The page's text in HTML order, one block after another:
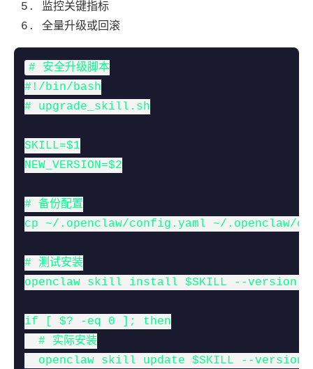
监控关键指标
全量升级或回滚
# 安全升级脚本
#!/bin/bash
# upgrade_skill.sh
SKILL=$1
NEW_VERSION=$2
# 备份配置
cp ~/.openclaw/config.yaml ~/.openclaw/
# 测试安装
openclaw skill install $SKILL --version
if [ $? -eq 0 ]; then
  # 实际安装
openclaw skill update $SKILL --version